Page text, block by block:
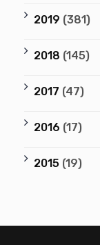
2019 (381)
2018 (145)
2017 (47)
2016 (17)
2015 (19)